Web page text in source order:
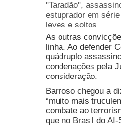
"Taradão",
estuprador em
leves e soltos
As outras
linha. Ao defender
quádruplo
condenações pela
consideração.
Barroso chegou a
“muito mais
combate ao
que no Brasil do AI-